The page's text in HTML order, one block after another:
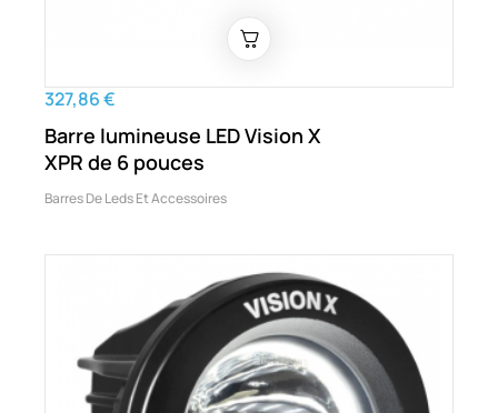
327,86 €
Barre lumineuse LED Vision X
XPR de 6 pouces
Barres De Leds Et Accessoires